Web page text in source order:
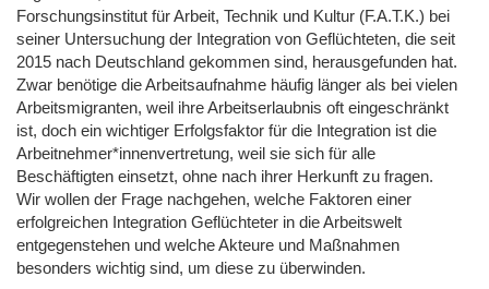
Forschungsinstitut für Arbeit, Technik und Kultur (F.A.T.K.) bei
seiner Untersuchung der Integration von Geflüchteten, die seit
2015 nach Deutschland gekommen sind, herausgefunden hat.
Zwar benötige die Arbeitsaufnahme häufig länger als bei vielen
Arbeitsmigranten, weil ihre Arbeitserlaubnis oft eingeschränkt
ist, doch ein wichtiger Erfolgsfaktor für die Integration ist die
Arbeitnehmer*innenvertretung, weil sie sich für alle
Beschäftigten einsetzt, ohne nach ihrer Herkunft zu fragen.
Wir wollen der Frage nachgehen, welche Faktoren einer
erfolgreichen Integration Geflüchteter in die Arbeitswelt
entgegenstehen und welche Akteure und Maßnahmen
besonders wichtig sind, um diese zu überwinden.